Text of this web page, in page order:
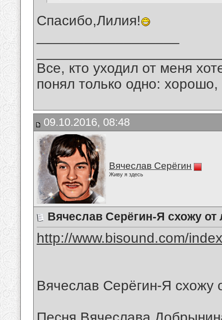
Спасибо,Лилия!
Все, кто уходил от меня
понял только одно:
09.10.2016, 08:48
Вячеслав Серёгин
Живу я здесь
Вячеслав Серёгин-Я схожу
http://www.bisound.com/
Вячеслав Серёгин-Я схожу